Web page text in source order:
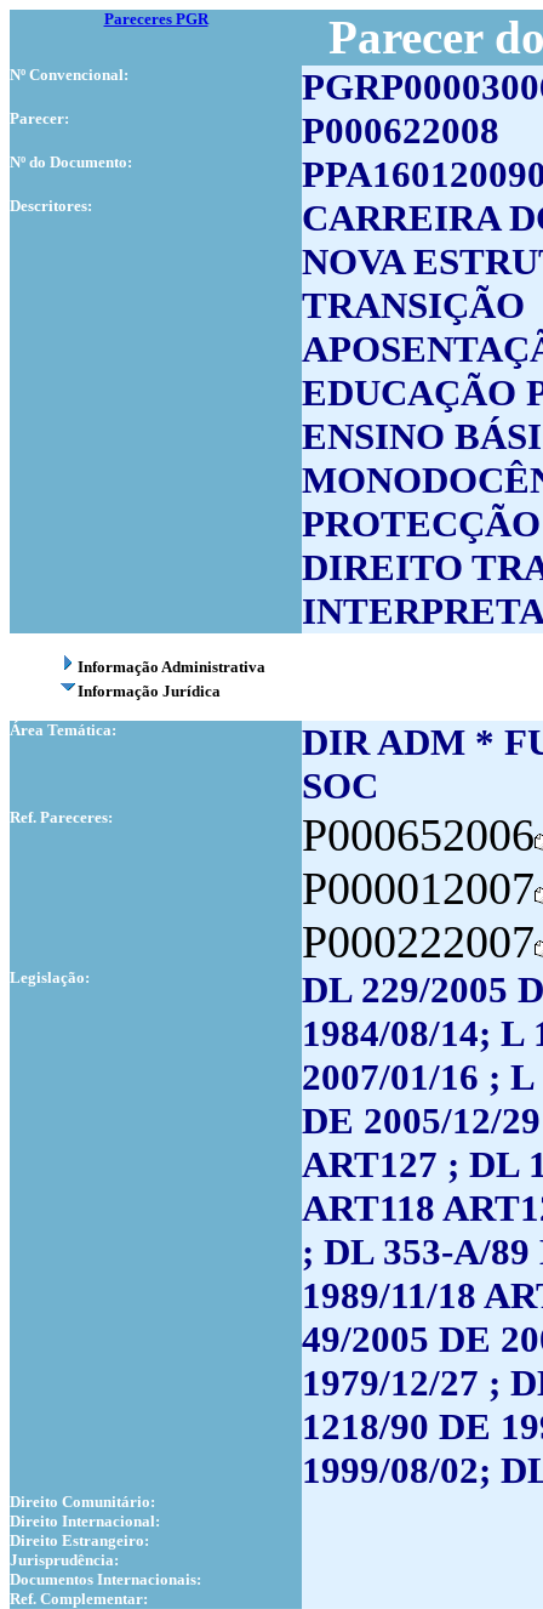
Pareceres PGR Parecer
Nº Convencional:
Parecer: P000622008
Nº do Documento:
Descritores:
CARREIRA
NOVA
TRANSIÇÃO
EDUCAÇÃO
ENSINO
DIREITO
Informação Administrativa
Informação Jurídica
Área Temática:
DIR ADM *
SOC
Ref. Pareceres:
P000652006
P000012007
P000222007
Legislação:
DL 229/2005
1984/08/14; L
2007/01/16 ;
DE 2005/12/
ART127 ; DL
ART118
; DL 353-A/89
1989/11/18
49/2005 DE
1979/12/27 ;
1218/90 DE
1999/08/02;
Direito Comunitário:
Direito Internacional:
Direito Estrangeiro:
Jurisprudência:
Documentos Internacionais:
Ref. Complementar: